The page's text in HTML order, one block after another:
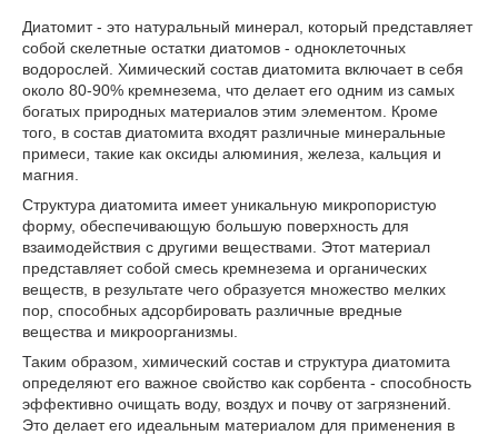
Диатомит - это натуральный минерал, который представляет
собой скелетные остатки диатомов - одноклеточных
водорослей. Химический состав диатомита включает в себя
около 80-90% кремнезема, что делает его одним из самых
богатых природных материалов этим элементом. Кроме
того, в состав диатомита входят различные минеральные
примеси, такие как оксиды алюминия, железа, кальция и
магния.
Структура диатомита имеет уникальную микропористую
форму, обеспечивающую большую поверхность для
взаимодействия с другими веществами. Этот материал
представляет собой смесь кремнезема и органических
веществ, в результате чего образуется множество мелких
пор, способных адсорбировать различные вредные
вещества и микроорганизмы.
Таким образом, химический состав и структура диатомита
определяют его важное свойство как сорбента - способность
эффективно очищать воду, воздух и почву от загрязнений.
Это делает его идеальным материалом для применения в